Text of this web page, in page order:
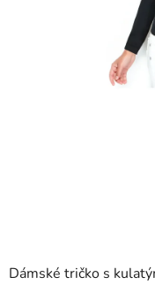
Dámské tričko s